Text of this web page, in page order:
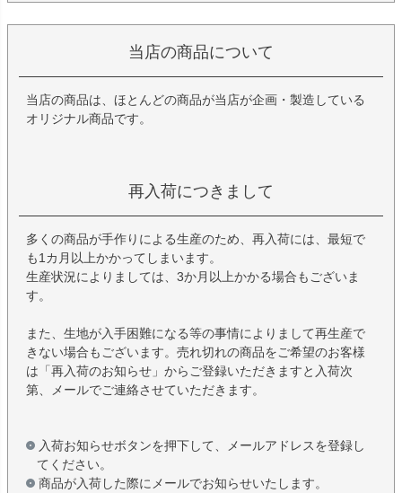
当店の商品について
当店の商品は、ほとんどの商品が当店が企画・製造している
オリジナル商品です。
再入荷につきまして
多くの商品が手作りによる生産のため、再入荷には、最短で
も1カ月以上かかってしまいます。
生産状況によりましては、3か月以上かかる場合もございま
す。
また、生地が入手困難になる等の事情によりまして再生産で
きない場合もございます。売れ切れの商品をご希望のお客様
は「再入荷のお知らせ」からご登録いただきますと入荷次
第、メールでご連絡させていただきます。
入荷お知らせボタンを押下して、メールアドレスを登録し
てください。
商品が入荷した際にメールでお知らせいたします。